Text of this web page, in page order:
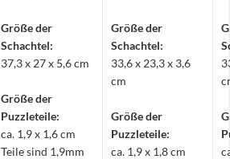
Größe der
Schachtel:
37,3 x 27 x 5,6 cm
Größe der
Puzzleteile:
ca. 1,9 x 1,6 cm
Teile sind 1,9mm
Größe der
Schachtel:
33,6 x 23,3 x 3,6
cm
Größe der
Puzzleteile:
ca. 1,9 x 1,8 cm